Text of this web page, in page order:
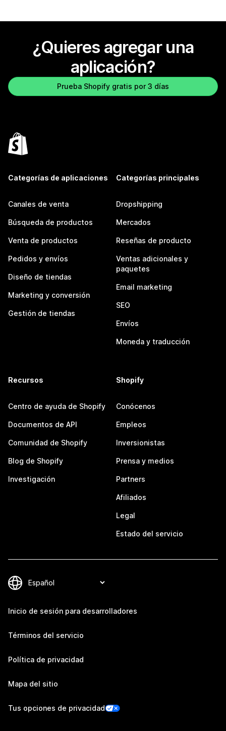
¿Quieres agregar una
aplicación?
Prueba Shopify gratis por 3 días
Categorías de aplicaciones
Canales de venta
Búsqueda de productos
Venta de productos
Pedidos y envíos
Diseño de tiendas
Marketing y conversión
Gestión de tiendas
Categorías principales
Dropshipping
Mercados
Reseñas de producto
Ventas adicionales y
paquetes
Email marketing
SEO
Envíos
Moneda y traducción
Recursos
Centro de ayuda de Shopify
Documentos de API
Comunidad de Shopify
Blog de Shopify
Investigación
Shopify
Conócenos
Empleos
Inversionistas
Prensa y medios
Partners
Afiliados
Legal
Estado del servicio
Inicio de sesión para desarrolladores
Términos del servicio
Política de privacidad
Mapa del sitio
Tus opciones de privacidad